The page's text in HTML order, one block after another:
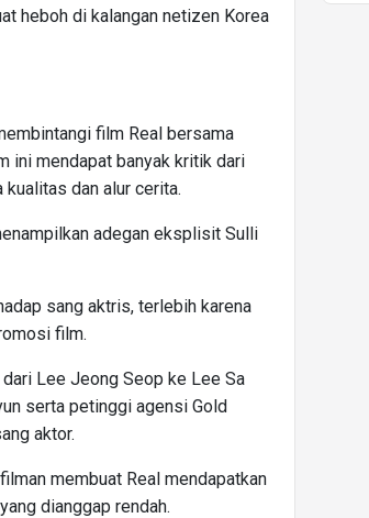
heboh di kalangan netizen Korea
film Real bersama
ini mendapat banyak kritik dari
dan alur cerita.
adegan eksplisit Sulli
sang aktris, terlebih karena
film.
Lee Jeong Seop ke Lee Sa
serta petinggi agensi Gold
aktor.
membuat Real mendapatkan
dianggap rendah.